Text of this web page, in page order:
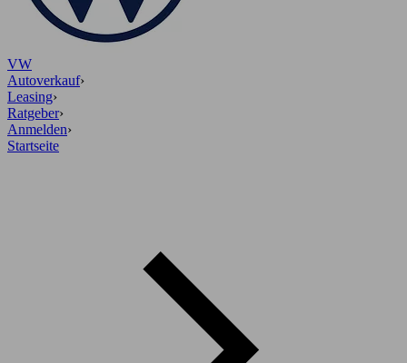
VW
Autoverkauf›
Leasing›
Ratgeber›
Anmelden›
Startseite